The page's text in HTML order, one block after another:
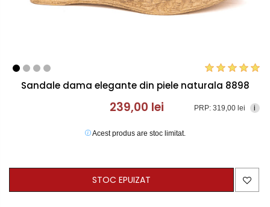
Sandale dama elegante din piele naturala 8898
239,00 lei PRP: 319,00 lei i
Acest produs are stoc limitat.
STOC EPUIZAT